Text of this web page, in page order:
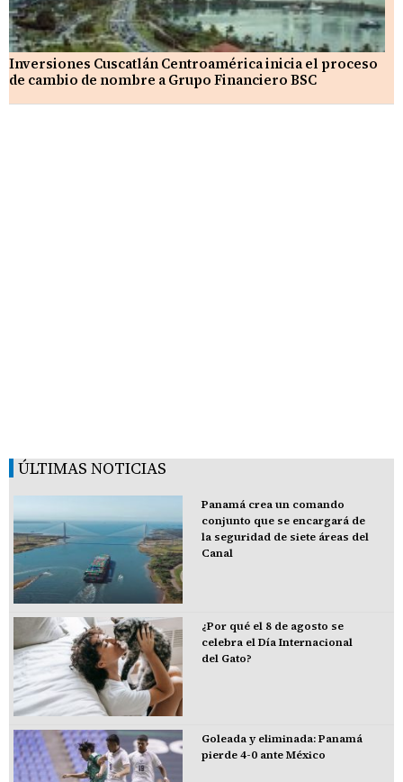
Inversiones Cuscatlán Centroamérica inicia el proceso
de cambio de nombre a Grupo Financiero BSC
ÚLTIMAS NOTICIAS
Panamá crea un comando
conjunto que se encargará de
la seguridad de siete áreas del
Canal
¿Por qué el 8 de agosto se
celebra el Día Internacional
del Gato?
Goleada y eliminada: Panamá
pierde 4-0 ante México